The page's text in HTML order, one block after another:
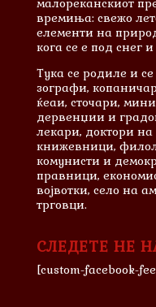
малореканскиот
времиња: свежо
елементи на
кога се е под снег
Тука се родиле и
зографи,
ќеаи, сточари,
дервенџии и
лекари, доктори
книжевници,
комунисти и
правници,
војвотки, село на
трговци.
СЛЕДЕТЕ НЕ
[custom-facebook-